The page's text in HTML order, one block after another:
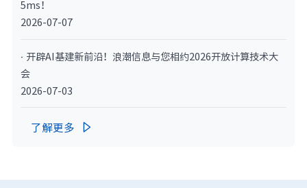
5ms！
2026-07-07
· 开辟AI基建新前沿！浪潮信息与您相约2026开放计算技术大
会
2026-07-03
了解更多 